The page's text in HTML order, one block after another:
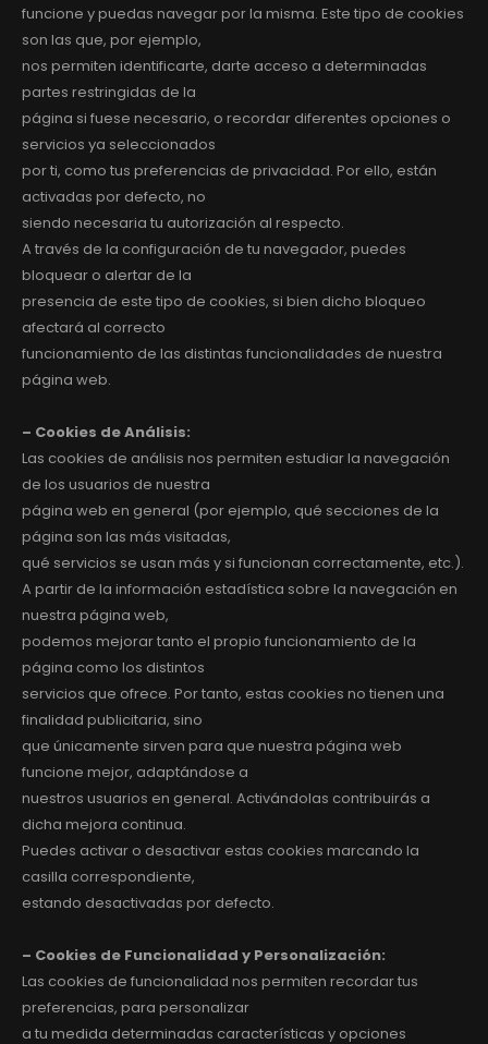
funcione y puedas navegar por la misma. Este tipo de cookies
son las que, por ejemplo,
nos permiten identificarte, darte acceso a determinadas
partes restringidas de la
página si fuese necesario, o recordar diferentes opciones o
servicios ya seleccionados
por ti, como tus preferencias de privacidad. Por ello, están
activadas por defecto, no
siendo necesaria tu autorización al respecto.
A través de la configuración de tu navegador, puedes
bloquear o alertar de la
presencia de este tipo de cookies, si bien dicho bloqueo
afectará al correcto
funcionamiento de las distintas funcionalidades de nuestra
página web.
– Cookies de Análisis:
Las cookies de análisis nos permiten estudiar la navegación
de los usuarios de nuestra
página web en general (por ejemplo, qué secciones de la
página son las más visitadas,
qué servicios se usan más y si funcionan correctamente, etc.).
A partir de la información estadística sobre la navegación en
nuestra página web,
podemos mejorar tanto el propio funcionamiento de la
página como los distintos
servicios que ofrece. Por tanto, estas cookies no tienen una
finalidad publicitaria, sino
que únicamente sirven para que nuestra página web
funcione mejor, adaptándose a
nuestros usuarios en general. Activándolas contribuirás a
dicha mejora continua.
Puedes activar o desactivar estas cookies marcando la
casilla correspondiente,
estando desactivadas por defecto.
– Cookies de Funcionalidad y Personalización:
Las cookies de funcionalidad nos permiten recordar tus
preferencias, para personalizar
a tu medida determinadas características y opciones